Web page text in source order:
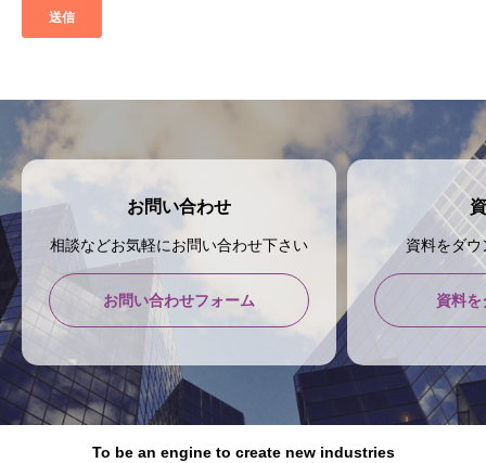
お問い合わせ
相談などお気軽にお問い合わせ下さい
お問い合わせフォーム
資料をダ
資料を
To be an engine to create new industries